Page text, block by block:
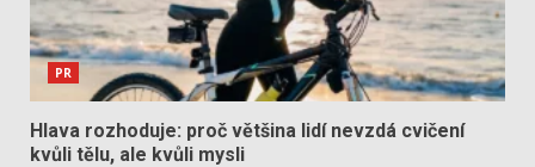
PR
Hlava rozhoduje: proč většina lidí nevzdá cvičení
kvůli tělu, ale kvůli mysli